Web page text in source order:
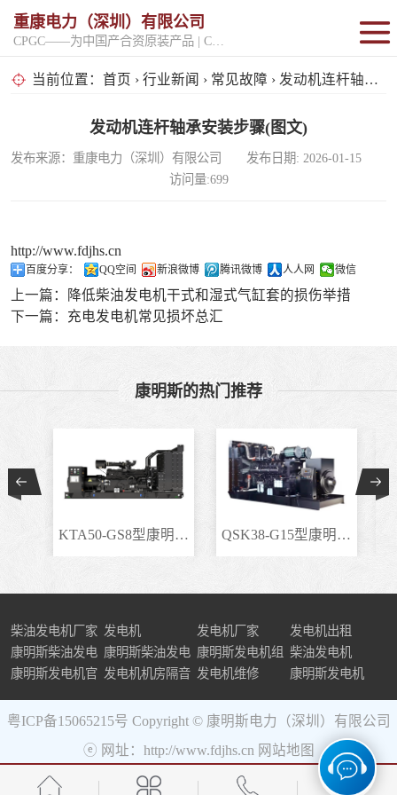
重康电力（深圳）有限公司
当前位置： 首页 › 行业新闻 › 常见故障 › 发动机连杆轴承安装步骤(图文)
发动机连杆轴承安装步骤(图文)
发布来源：重康电力（深圳）有限公司 发布日期: 2026-01-15
访问量:699
http://www.fdjhs.cn
百度分享： QQ空间 新浪微博 腾讯微博 人人网 微信
上一篇：
降低柴油发电机干式和湿式气缸套的损伤举措
下一篇： 充电发电机常见损坏总汇
康明斯的热门推荐
KTA50-GS8型康明斯柴.. QSK38-G15型康明斯柴..
柴油发电机厂家 发电机 发电机厂家
发电机出租
康明斯柴油发电
机组
康明斯柴油发电
机
康明斯发电机组 柴油发电机
康明斯发电机官 发电机机房隔音 发电机维修 康明斯发电机
粤ICP备15065215号 Copyright © 康明斯电力（深圳）有限公司
ⓔ 网址：http://www.fdjhs.cn 网站地图
固定开架式
移动电站